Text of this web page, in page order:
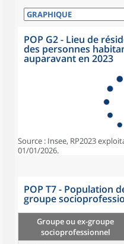
POP G2 - Lieu de
des personnes
auparavant en 2023
Source : Insee, RP2023
01/01/2026.
POP T7 - Population
groupe
Groupe ou ex-groupe
socioprofessionnel